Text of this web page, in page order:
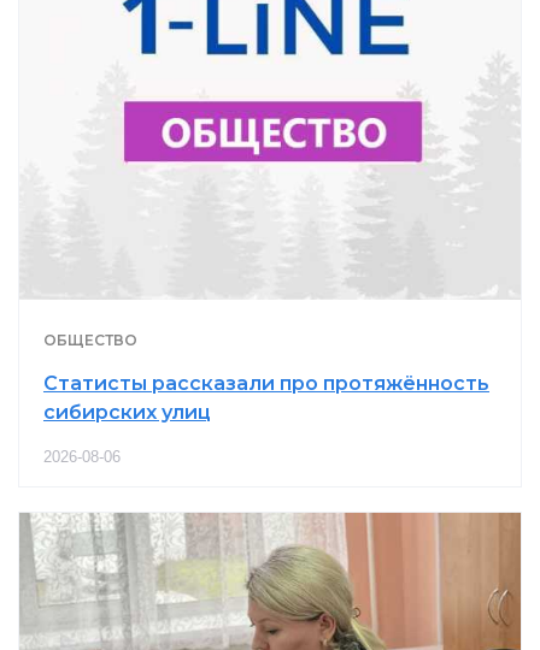
ОБЩЕСТВО
Статисты рассказали про протяжённость
сибирских улиц
2026-08-06